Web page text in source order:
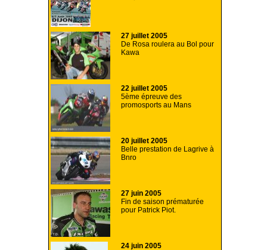
27 juillet 2005
De Rosa roulera au Bol pour
Kawa
22 juillet 2005
5ème épreuve des
promosports au Mans
20 juillet 2005
Belle prestation de Lagrive à
Bnro
27 juin 2005
Fin de saison prématurée
pour Patrick Piot.
24 juin 2005